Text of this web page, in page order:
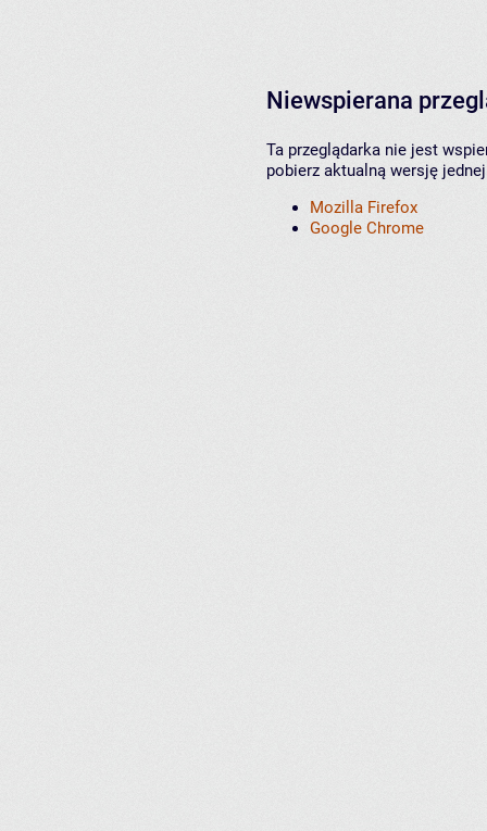
Niewspierana
Ta przeglądarka nie jest
pobierz aktualną wersję
Mozilla Firefox
Google Chrome